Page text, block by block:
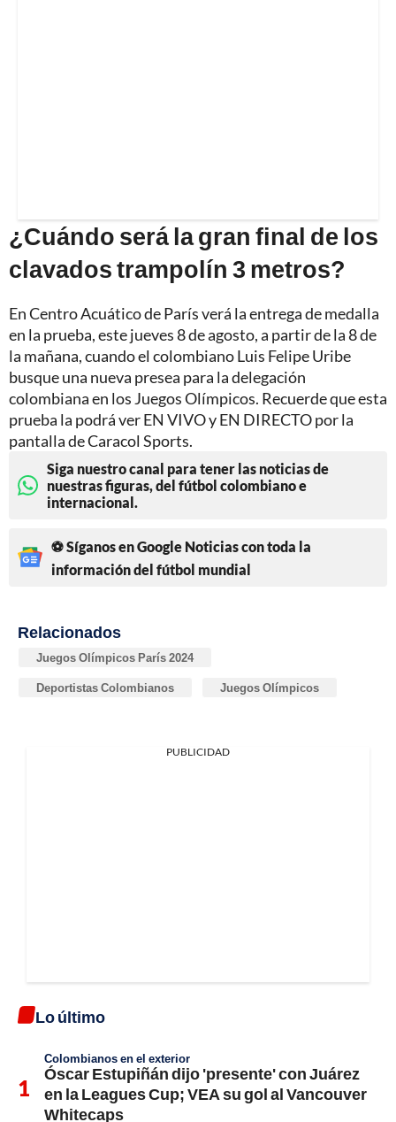
¿Cuándo será la gran final de los
clavados trampolín 3 metros?
En Centro Acuático de París verá la entrega de medalla
en la prueba, este jueves 8 de agosto, a partir de la 8 de
la mañana, cuando el colombiano Luis Felipe Uribe
busque una nueva presea para la delegación
colombiana en los Juegos Olímpicos. Recuerde que esta
prueba la podrá ver EN VIVO y EN DIRECTO por la
pantalla de Caracol Sports.
Siga nuestro canal para tener las noticias de
nuestras figuras, del fútbol colombiano e
internacional.
⚽ Síganos en Google Noticias con toda la
información del fútbol mundial
Relacionados
Juegos Olímpicos París 2024
Deportistas Colombianos Juegos Olímpicos
PUBLICIDAD
Lo último
Colombianos en el exterior
Óscar Estupiñán dijo 'presente' con Juárez
en la Leagues Cup; VEA su gol al Vancouver
Whitecaps